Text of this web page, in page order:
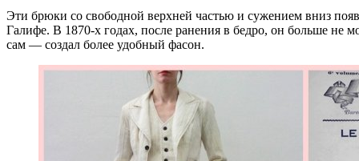
Эти брюки со свободной верхней частью и сужением вниз
Галифе. В 1870-х годах, после ранения в бедро, он больше не
сам — создал более удобный фасон.